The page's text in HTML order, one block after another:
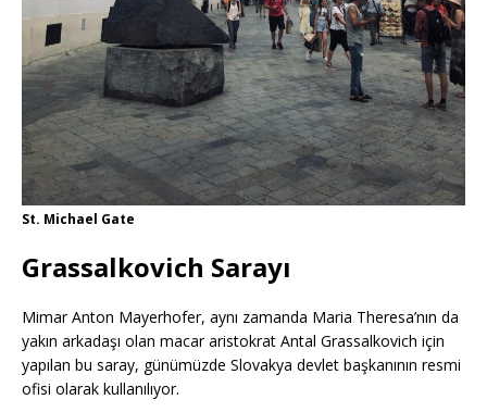
St. Michael Gate
Grassalkovich Sarayı
Mimar Anton Mayerhofer, aynı zamanda Maria Theresa’nın da
yakın arkadaşı olan macar aristokrat Antal Grassalkovich için
yapılan bu saray, günümüzde Slovakya devlet başkanının resmi
ofisi olarak kullanılıyor.